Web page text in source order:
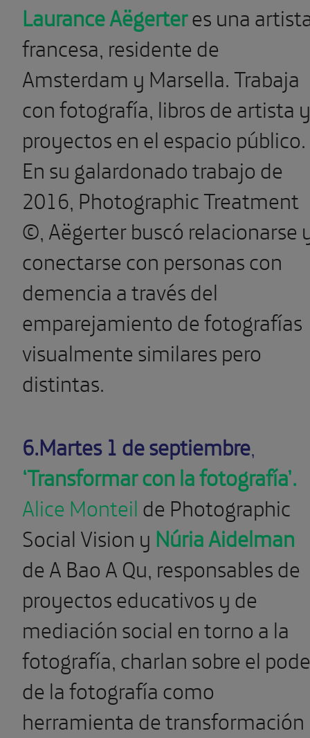
Laurance Aëgerteres una
francesa, residente de
Amsterdam y Marsella. Trabaja
con fotografía, libros de artista y
proyectos en el espacio público.
En su galardonado trabajo de
2016, Photographic Treatment
©, Aëgerter buscó relacionarse
conectarse con personas con
demencia a través del
emparejamiento de fotografías
visualmente similares pero
distintas.
6.Martes 1 de septiembre,
‘Transformar con la fotografía’.
Alice Monteilde Photographic
Social Vision y Núria Aidelman
de A Bao A Qu, responsables de
proyectos educativos y de
mediación social en torno a la
fotografía, charlan sobre el
de la fotografía como
herramienta de transformación